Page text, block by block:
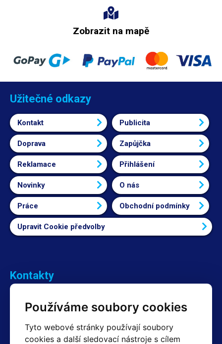
Používáme soubory cookies
Tyto webové stránky používají soubory
cookies a další sledovací nástroje s cílem
Zobrazit na mapě
Užitečné odkazy
Kontakt Publicita
Doprava Zapůjčka
Reklamace Přihlášení
Novinky O nás
Práce Obchodní podmínky
Upravit Cookie předvolby
Kontakty
+420 603 357 606 +420 605 234 204
Fakturační a expediční oddělení